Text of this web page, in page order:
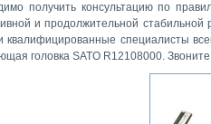
получить консультацию по
и продолжительной
квалифицированные специалисты
головка SATO R12108000.